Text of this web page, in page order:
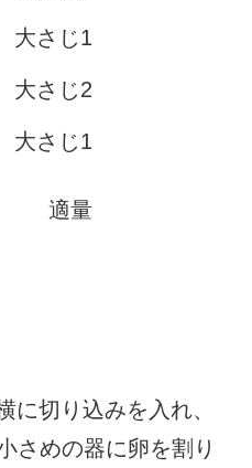
大さじ1
大さじ2
大さじ1
適量
切り込みを入れ、
さめの器に卵を割り